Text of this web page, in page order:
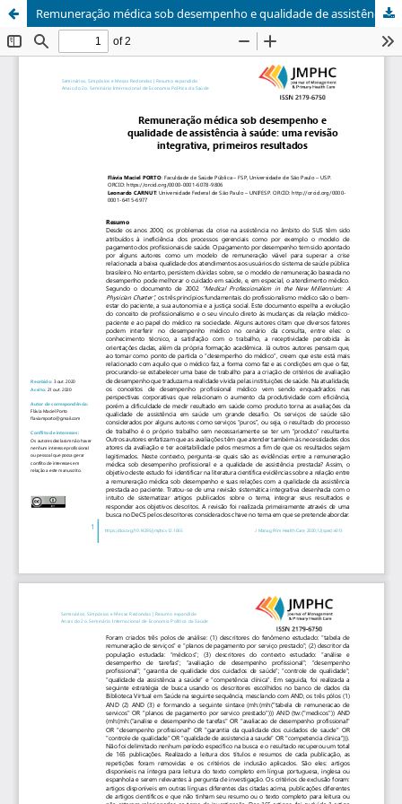
Remuneração médica sob desempenho e qualidade de assistência à saúde